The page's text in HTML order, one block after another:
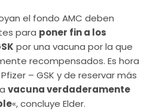
el fondo AMC deben
para poner fin a los
por una vacuna por la que
recompensados. Es hora
– GSK y de reservar más
vacuna verdaderamente
«, concluye Elder.